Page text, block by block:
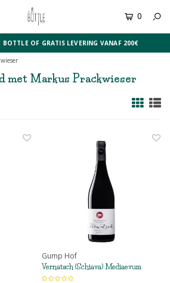
0
BOTTLE OF GRATIS LEVERING VANAF 200€
met Markus Prackwieser
Gump Hof
Vernatsch (Schiava) Mediaevum